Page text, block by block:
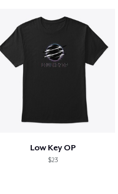
Low Key OP
$23